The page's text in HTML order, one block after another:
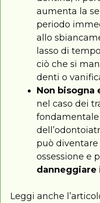
aumenta la
periodo
allo
lasso di
ciò che si
denti o
Non bisogna
nel caso dei
può diventare
ossessione e
danneggiare
Leggi anche